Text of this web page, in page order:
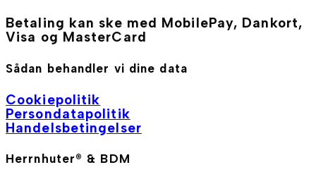
Betaling kan ske med MobilePay, Dankort,
Visa og MasterCard
Sådan behandler vi dine data
Cookiepolitik
Persondatapolitik
Handelsbetingelser
Herrnhuter® & BDM